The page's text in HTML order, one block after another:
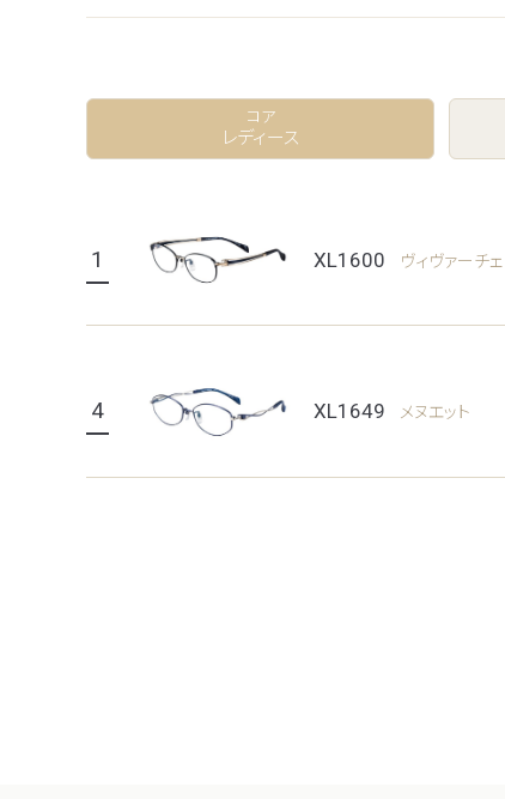
コア
レディース
1 XL1600 ヴィヴァーチェ
4 XL1649 メヌエット